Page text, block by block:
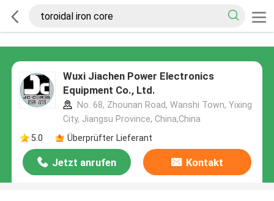
Wuxi Jiachen Power Electronics
Equipment Co., Ltd.
No. 68, Zhounan Road, Wanshi Town, Yixing
City, Jiangsu Province, China,China
5.0
Überprüfter Lieferant
Jetzt anrufen Kontakt